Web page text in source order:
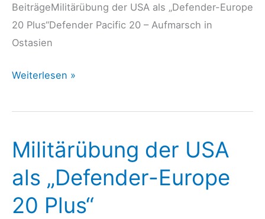
BeiträgeMilitärübung der USA als „Defender-Europe
20 Plus“Defender Pacific 20 – Aufmarsch in
Ostasien
DEFENDER-
21
Weiterlesen »
Militärübung der USA
als „Defender-Europe
20 Plus“